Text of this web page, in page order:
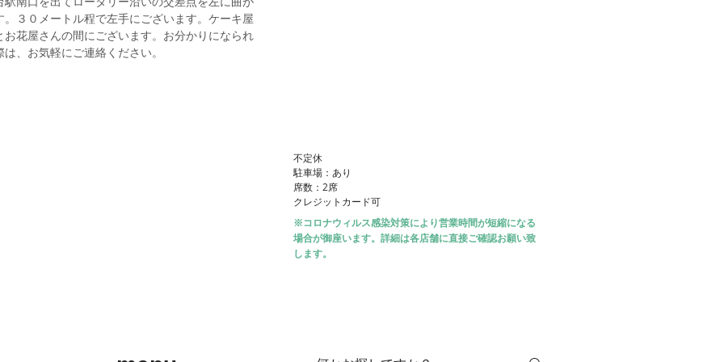
。３０メートル程で左手にございます。ケーキ屋
お花屋さんの間にございます。お分かりになられ
は、お気軽にご連絡ください。
不定休
駐車場：あり
席数：2席
​クレジットカード可
※コロナウィルス感染対策により営業時間が短縮になる
場合が御座います。詳細は各店舗に直接ご確認お願い致
します。